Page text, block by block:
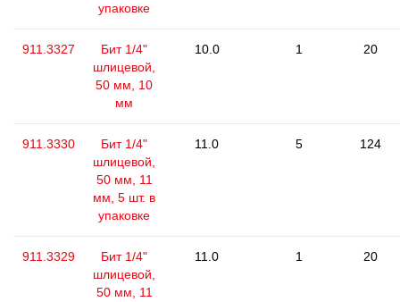
упаковке
911.3327
Бит 1/4"
шлицевой,
50 мм, 10
мм
10.0 1 20
911.3330
Бит 1/4"
шлицевой,
50 мм, 11
мм, 5 шт. в
упаковке
11.0 5 124
911.3329
Бит 1/4"
шлицевой,
50 мм, 11
11.0 1 20